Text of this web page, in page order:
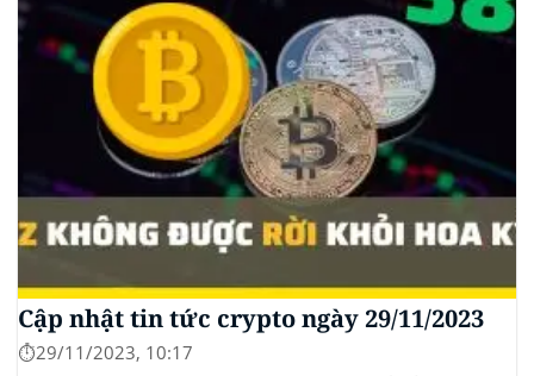
Cập nhật tin tức crypto ngày 29/11/2023
⏱️29/11/2023, 10:17